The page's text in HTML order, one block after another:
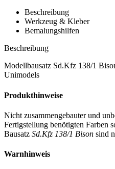
Beschreibung
Werkzeug & Kleber
Bemalungshilfen
Beschreibung
Modellbausatz Sd.Kfz 138/1
Unimodels
Produkthinweise
Nicht zusammengebauter und
Fertigstellung benötigten Farben
Bausatz Sd.Kfz 138/1 Bison sind
Warnhinweis